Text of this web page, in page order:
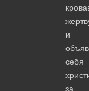
и
себя
за